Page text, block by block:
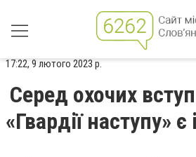
17:22, 9 лютого 2023 р.
Серед охочих
«Гвардії наступу» є